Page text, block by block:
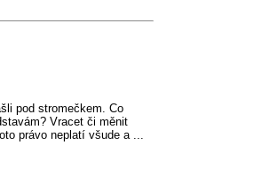
pod stromečkem. Co
Vracet či měnit
právo neplatí všude a ...